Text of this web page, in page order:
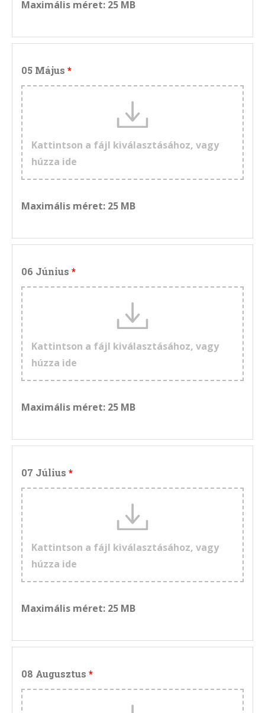
Maximális méret: 25 MB
05 Május
Kattintson a fájl kiválasztásához, vagy
húzza ide
Maximális méret: 25 MB
06 Június
Kattintson a fájl kiválasztásához, vagy
húzza ide
Maximális méret: 25 MB
07 Július
Kattintson a fájl kiválasztásához, vagy
húzza ide
Maximális méret: 25 MB
08 Augusztus